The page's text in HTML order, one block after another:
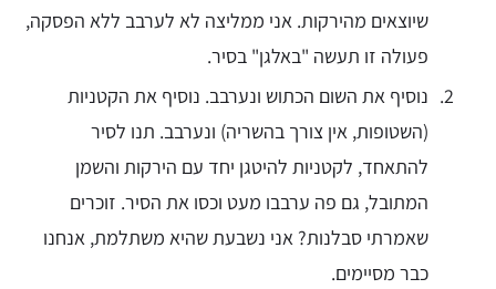
שיוצאים מהירקות. אני ממליצה לא לערבב ללא הפסקה,
פעולה זו תעשה "באלגן" בסיר.
נוסיף את השום הכתוש ונערבב. נוסיף את הקטניות
(השטופות, אין צורך בהשריה) ונערבב. תנו לסיר
להתאחד, לקטניות להיטגן יחד עם הירקות והשמן
המתובל, גם פה ערבבו מעט וכסו את הסיר. זוכרים
שאמרתי סבלנות? אני נשבעת שהיא משתלמת, אנחנו
כבר מסיימים.